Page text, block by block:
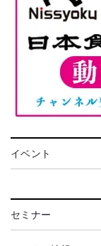
イベント
セミナー